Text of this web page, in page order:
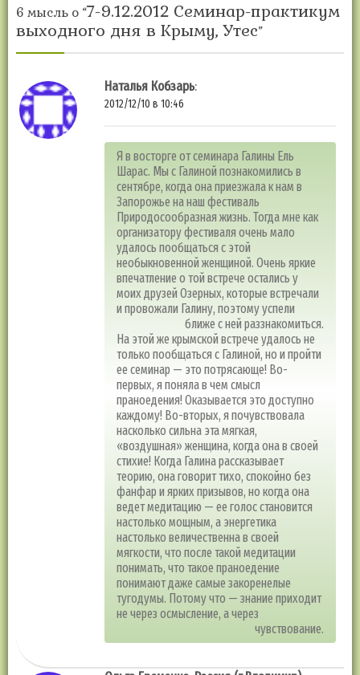
6 мысль о “7-9.12.2012 Cеминар-практикум
выходного дня в Крыму, Утес”
Наталья Кобзарь:
2012/12/10 в 10:46
Я в восторге от семинара Галины Ель
Шарас. Мы с Галиной познакомились в
сентябре, когда она приезжала к нам в
Запорожье на наш фестиваль
Природосообразная жизнь. Тогда мне как
организатору фестиваля очень мало
удалось пообщаться с этой
необыкновенной женщиной. Очень яркие
впечатление о той встрече остались у
моих друзей Озерных, которые встречали
и провожали Галину, поэтому успели
ближе с ней раззнакомиться.
На этой же крымской встрече удалось не
только пообщаться с Галиной, но и пройти
ее семинар — это потрясающе! Во-
первых, я поняла в чем смысл
праноедения! Оказывается это доступно
каждому! Во-вторых, я почувствовала
насколько сильна эта мягкая,
«воздушная» женщина, когда она в своей
стихие! Когда Галина рассказывает
теорию, она говорит тихо, спокойно без
фанфар и ярких призывов, но когда она
ведет медитацию — ее голос становится
настолько мощным, а энергетика
настолько величественна в своей
мягкости, что после такой медитации
понимать, что такое праноедение
понимают даже самые закоренелые
тугодумы. Потому что — знание приходит
не через осмысление, а через
чувствование.